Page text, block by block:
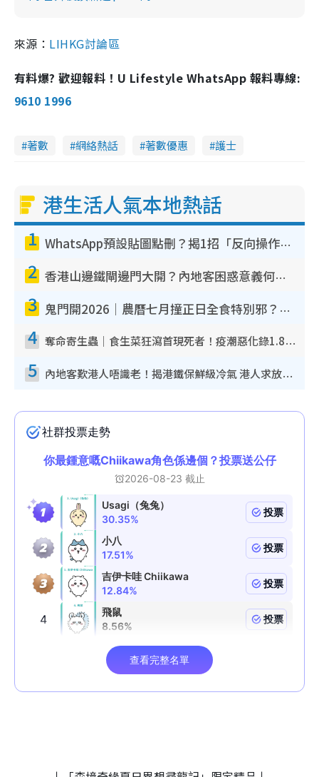
來源： LIHKG討論區
有料爆? 歡迎報料！U Lifestyle WhatsApp 報料專線:
9610 1996
著數 網絡熱話 著數優惠 護士
港生活人氣本地熱話
1 WhatsApp預設貼圖點刪？揭1招「反向操作」還原簡潔介面 附3步實測教學
2 香港山邊鐵閘邊門大開？內地客困惑意義何在！網民神回覆：呢種叫法理性防禦
3 鬼門開2026｜農曆七月撞正日全食特別邪？專家警告切忌做一事！揭4大禁忌+2招保平安
4 奪命寄生蟲｜食生菜狂瀉首現死者！疫潮惡化錄1.8萬宗病例 揭洗菜3大謬誤
5 內地客歎港人唔識老！揭港鐵保鮮級冷氣 港人求放過：咪投訴